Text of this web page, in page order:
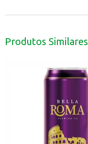
Produtos Similares